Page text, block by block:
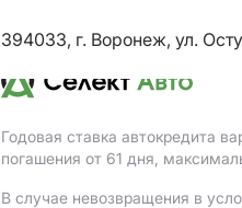
394033, г. Воронеж, ул.
Годовая ставка автокредита
погашения от 61 дня,
В случае невозвращения в